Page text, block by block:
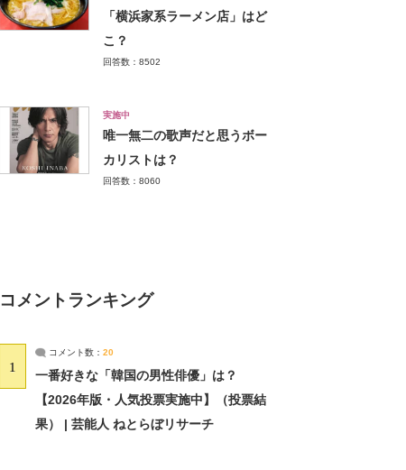
「横浜家系ラーメン店」はど
こ？
回答数：8502
実施中
唯一無二の歌声だと思うボー
カリストは？
回答数：8060
コメントランキング
1
コメント数： 20
一番好きな「韓国の男性俳優」は？
【2026年版・人気投票実施中】（投票結
果） | 芸能人 ねとらぼリサーチ